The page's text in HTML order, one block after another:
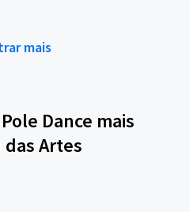
mais
Dance mais
Artes